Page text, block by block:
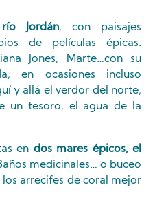
Jordán, con paisajes
de películas épicas.
Jones, Marte…con su
en ocasiones incluso
y allá el verdor del norte,
un tesoro, el agua de la
en dos mares épicos, el
medicinales… o buceo
arrecifes de coral mejor